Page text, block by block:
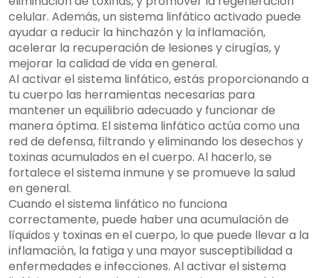
celular. Además, un sistema linfático activado puede
ayudar a reducir la hinchazón y la inflamación,
acelerar la recuperación de lesiones y cirugías, y
mejorar la calidad de vida en general.
Al activar el sistema linfático, estás proporcionando a
tu cuerpo las herramientas necesarias para
mantener un equilibrio adecuado y funcionar de
manera óptima. El sistema linfático actúa como una
red de defensa, filtrando y eliminando los desechos y
toxinas acumulados en el cuerpo. Al hacerlo, se
fortalece el sistema inmune y se promueve la salud
en general.
Cuando el sistema linfático no funciona
correctamente, puede haber una acumulación de
líquidos y toxinas en el cuerpo, lo que puede llevar a la
inflamación, la fatiga y una mayor susceptibilidad a
enfermedades e infecciones. Al activar el sistema